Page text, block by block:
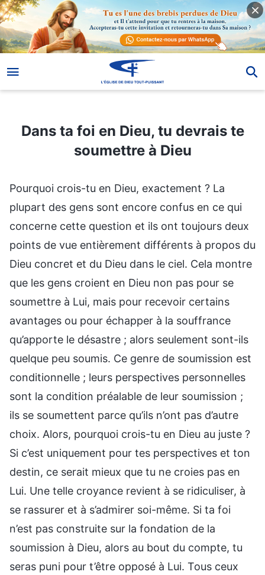
Dans ta foi en Dieu, tu devrais te soumettre à Dieu
Dans ta foi en Dieu, tu devrais te
soumettre à Dieu
Pourquoi crois-tu en Dieu, exactement ? La
plupart des gens sont encore confus en ce qui
concerne cette question et ils ont toujours deux
points de vue entièrement différents à propos du
Dieu concret et du Dieu dans le ciel. Cela montre
que les gens croient en Dieu non pas pour se
soumettre à Lui, mais pour recevoir certains
avantages ou pour échapper à la souffrance
qu’apporte le désastre ; alors seulement sont-ils
quelque peu soumis. Ce genre de soumission est
conditionnelle ; leurs perspectives personnelles
sont la condition préalable de leur soumission ;
ils se soumettent parce qu’ils n’ont pas d’autre
choix. Alors, pourquoi crois-tu en Dieu au juste ?
Si c’est uniquement pour tes perspectives et ton
destin, ce serait mieux que tu ne croies pas en
Lui. Une telle croyance revient à se ridiculiser, à
se rassurer et à s’admirer soi-même. Si ta foi
n’est pas construite sur la fondation de la
soumission à Dieu, alors au bout du compte, tu
seras puni pour t’être opposé à Lui. Tous ceux